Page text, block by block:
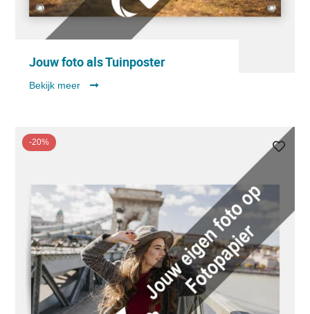
Jouw foto als Tuinposter
Bekijk meer
-20%